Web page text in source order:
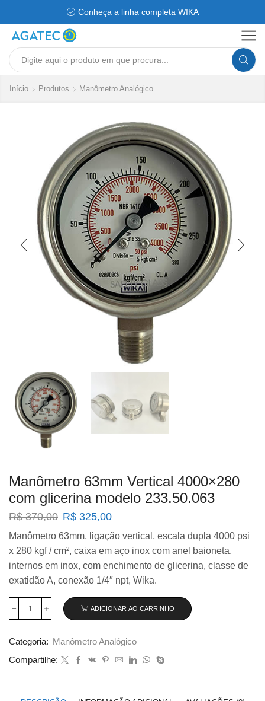
Conheça a linha completa WIKA
Search
Início Produtos Manômetro Analógico
Manômetro 63mm Vertical 4000×280
com glicerina modelo 233.50.063
R$370,00 O
original
era:
R$ 370,00.
R$ 325,00O
atual
é:
R$ 325,00.
Manômetro 63mm, ligação vertical, escala dupla 4000 psi
x 280 kgf / cm², caixa em aço inox com anel baioneta,
internos em inox, com enchimento de glicerina, classe de
exatidão A, conexão 1/4″ npt, Wika.
Manômetro
4000×280
com
glicerina
quantidade
ADICIONAR AO CARRINHO
Categoria:
Manômetro Analógico
Compartilhe: